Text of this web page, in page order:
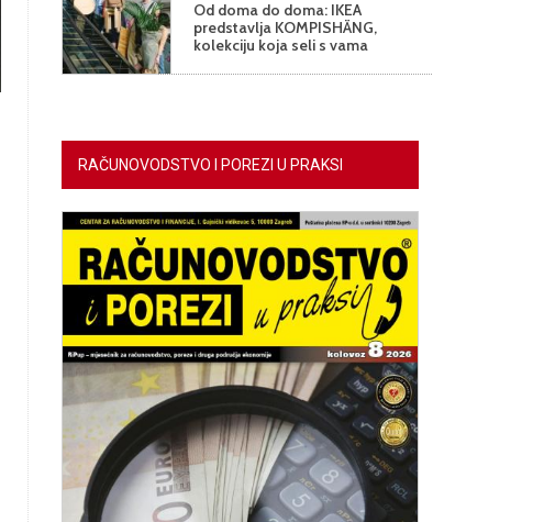
Od doma do doma: IKEA
predstavlja KOMPISHÄNG,
kolekciju koja seli s vama
RAČUNOVODSTVO I POREZI U PRAKSI